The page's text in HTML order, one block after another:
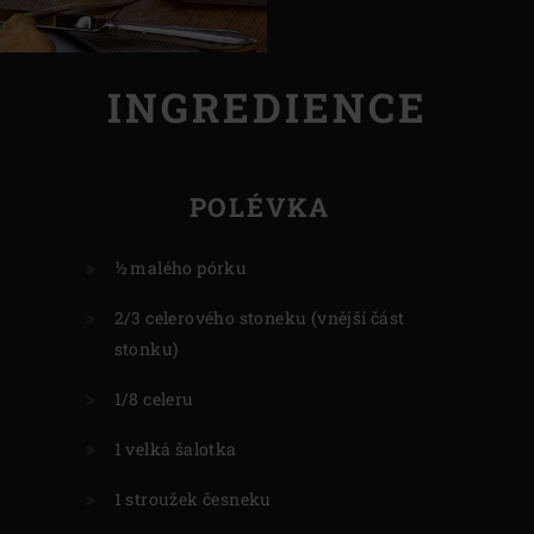
INGREDIENCE
POLÉVKA
½ malého pórku
2/3 celerového stoneku (vnější část
stonku)
1/8 celeru
1 velká šalotka
1 stroužek česneku